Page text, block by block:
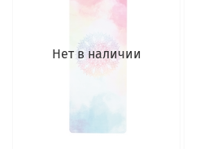
Нет в наличии